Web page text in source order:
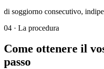
di soggiorno consecutivo,
04 · La procedura
Come ottenere il
passo